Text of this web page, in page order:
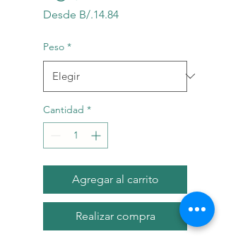
Desde B/.14.84Precio
Peso *
Cantidad *
Agregar al carrito
Realizar compra